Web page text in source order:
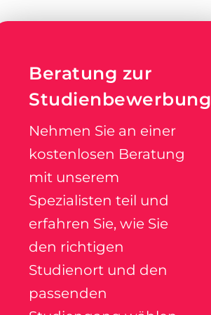
Beratung zur
Studienbewerbung
Nehmen Sie an einer
kostenlosen Beratung
mit unserem
Spezialisten teil und
erfahren Sie, wie Sie
den richtigen
Studienort und den
passenden